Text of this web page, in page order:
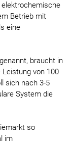
Betrieb mit
eine
braucht in
von 100
sich nach 3-5
System die
so
im